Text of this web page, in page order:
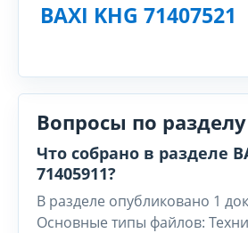
BAXI KHG 71407521
Вопросы по разделу
Что собрано в разделе
71405911?
В разделе опубликовано 1
Основные типы файлов: